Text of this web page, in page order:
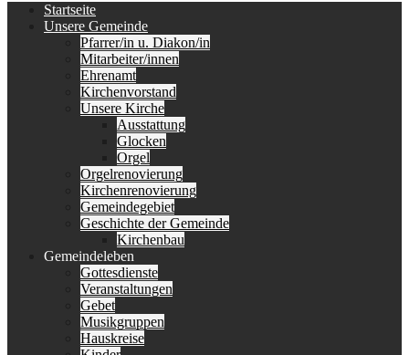
Erstes
Menü
Startseite
Unsere Gemeinde
Pfarrer/in u. Diakon/in
Mitarbeiter/innen
Ehrenamt
Kirchenvorstand
Unsere Kirche
Ausstattung
Glocken
Orgel
Orgelrenovierung
Kirchenrenovierung
Gemeindegebiet
Geschichte der Gemeinde
Kirchenbau
Gemeindeleben
Gottesdienste
Veranstaltungen
Gebet
Musikgruppen
Hauskreise